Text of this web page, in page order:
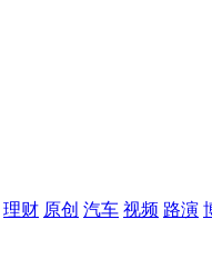
理财 原创 汽车 视频 路演